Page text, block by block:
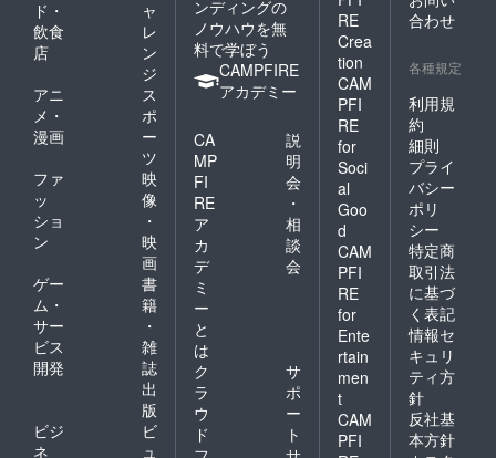
ド・
飲食
店
ャ
レ
ン
ジ
アニ
メ・
漫画
ス
ポ
ー
ツ
ファ
ッ
ショ
ン
映
像
・
映
画
ゲー
ム・
サー
ビス
開発
書
籍
・
雑
誌
出
版
ビジ
ネ
ビ
ュ
ンディングの
ノウハウを無
料で学ぼう
CAMPFIRE
アカデミー
CA
MP
FI
RE
ア
カ
デ
ミ
ー
と
は
説
明
会
・
相
談
会
ク
ラ
ウ
ド
サ
ポ
ー
ト
RE
Crea
tion
CAM
PFI
RE
for
Soci
al
Goo
d
CAM
PFI
RE
for
Ente
rtain
men
t
CAM
PFI
合わせ
各種規定
利用規
約
細則
プライ
バシー
ポリ
シー
特定商
取引法
に基づ
く表記
情報セ
キュリ
ティ方
針
反社基
本方針